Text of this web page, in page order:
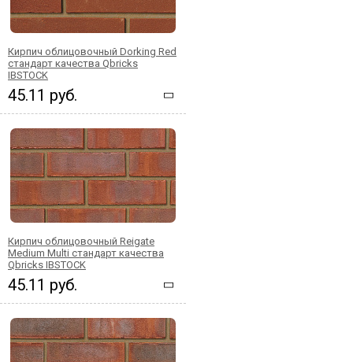
Кирпич облицовочный Dorking Red
стандарт качества Qbricks
IBSTOCK
45.11 руб.
Кирпич облицовочный Reigate
Medium Multi стандарт качества
Qbricks IBSTOCK
45.11 руб.